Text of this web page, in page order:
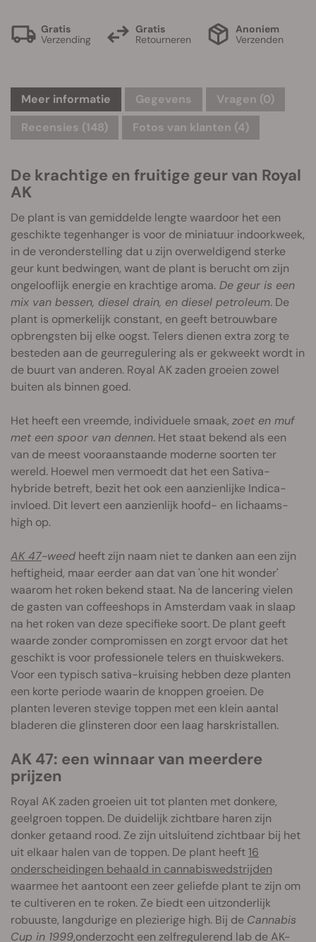
Gratis
Verzending
Gratis
Retourneren
Anoniem
Verzenden
Meer informatie Gegevens Vragen (0)
Recensies (148)
Fotos van klanten (4)
De krachtige en fruitige geur van Royal
AK
De plant is van gemiddelde lengte waardoor het een
geschikte tegenhanger is voor de miniatuur indoorkweek,
in de veronderstelling dat u zijn overweldigend sterke
geur kunt bedwingen, want de plant is berucht om zijn
ongelooflijk energie en krachtige aroma. De geur is een
mix van bessen, diesel drain, en diesel petroleum. De
plant is opmerkelijk constant, en geeft betrouwbare
opbrengsten bij elke oogst. Telers dienen extra zorg te
besteden aan de geurregulering als er gekweekt wordt in
de buurt van anderen. Royal AK zaden groeien zowel
buiten als binnen goed.
Het heeft een vreemde, individuele smaak, zoet en muf
met een spoor van dennen. Het staat bekend als een
van de meest vooraanstaande moderne soorten ter
wereld. Hoewel men vermoedt dat het een Sativa-
hybride betreft, bezit het ook een aanzienlijke Indica-
invloed. Dit levert een aanzienlijk hoofd- en lichaams-
high op.
AK 47-weed heeft zijn naam niet te danken aan een zijn
heftigheid, maar eerder aan dat van 'one hit wonder'
waarom het roken bekend staat. Na de lancering vielen
de gasten van coffeeshops in Amsterdam vaak in slaap
na het roken van deze specifieke soort. De plant geeft
waarde zonder compromissen en zorgt ervoor dat het
geschikt is voor professionele telers en thuiskwekers.
Voor een typisch sativa-kruising hebben deze planten
een korte periode waarin de knoppen groeien. De
planten leveren stevige toppen met een klein aantal
bladeren die glinsteren door een laag harskristallen.
AK 47: een winnaar van meerdere
prijzen
Royal AK zaden groeien uit tot planten met donkere,
geelgroen toppen. De duidelijk zichtbare haren zijn
donker getaand rood. Ze zijn uitsluitend zichtbaar bij het
uit elkaar halen van de toppen. De plant heeft16
onderscheidingen behaald in cannabiswedstrijden
waarmee het aantoont een zeer geliefde plant te zijn om
te cultiveren en te roken. Ze biedt een uitzonderlijk
robuuste, langdurige en plezierige high. Bij de Cannabis
Cup in 1999,onderzocht een zelfregulerend lab de AK-